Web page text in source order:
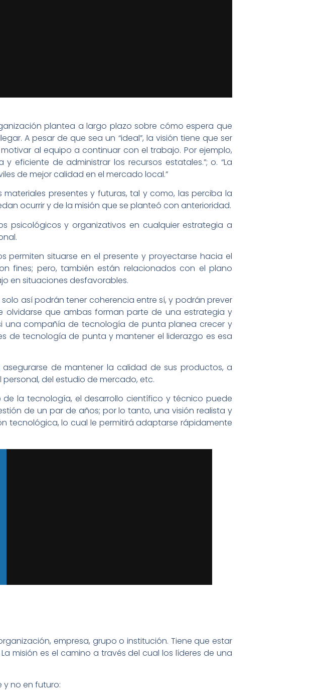
plantea a largo plazo sobre cómo espera que
A pesar de que sea un “ideal”, la visión tiene que ser
al equipo a continuar con el trabajo. Por ejemplo,
eficiente de administrar los recursos estatales.”; o. “La
de mejor calidad en el mercado local.”
presentes y futuras, tal y como, las perciba la
ocurrir y de la misión que se planteó con anterioridad.
psicológicos y organizativos en cualquier estrategia a
permiten situarse en el presente y proyectarse hacia el
fines; pero, también están relacionados con el plano
en situaciones desfavorables.
así podrán tener coherencia entre sí, y podrán prever
que ambas forman parte de una estrategia y
una compañía de tecnología de punta planea crecer y
de tecnología de punta y mantener el liderazgo es esa
de mantener la calidad de sus productos, a
del estudio de mercado, etc.
la tecnología, el desarrollo científico y técnico puede
de un par de años; por lo tanto, una visión realista y
tecnológica, lo cual le permitirá adaptarse rápidamente
empresa, grupo o institución. Tiene que estar
misión es el camino a través del cual los líderes de una
y no en futuro: